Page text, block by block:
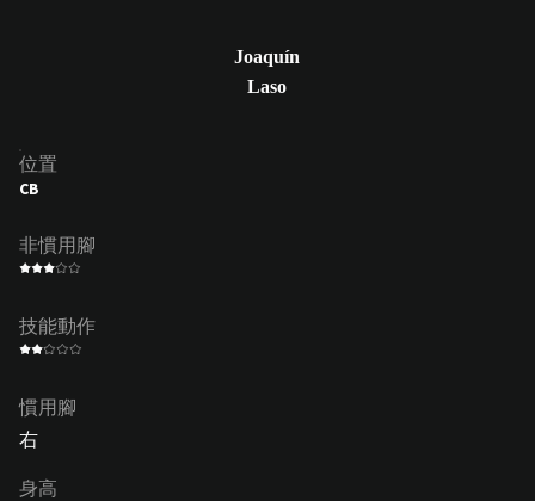
Joaquín
Laso
位置
CB
非慣用腳
技能動作
慣用腳
右
身高